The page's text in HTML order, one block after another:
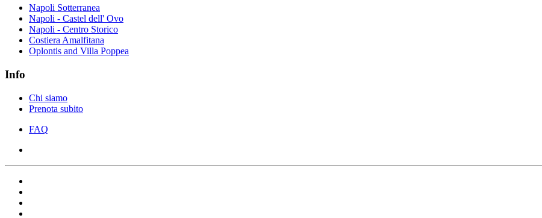
Napoli Sotterranea
Napoli - Castel dell' Ovo
Napoli - Centro Storico
Costiera Amalfitana
Oplontis and Villa Poppea
Info
Chi siamo
Prenota subito
FAQ